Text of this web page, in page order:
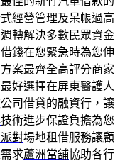
經營管理及呆帳過高
轉解決多數民眾資金
錢在您緊急時為您伸
案最齊全高評分商家
好選擇在屏東醫護人
司借貸的融資行，讓
技術進步保證負擔為您
對場地租借服務讓顧
求蘆洲當舖協助各行